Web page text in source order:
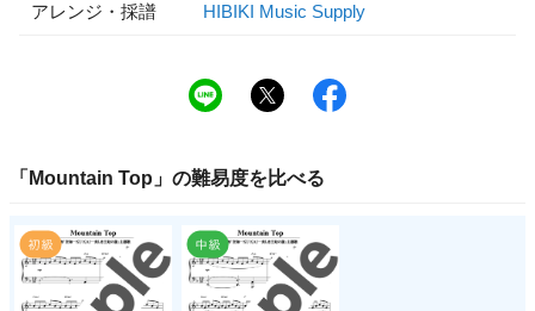
アレンジ・採譜 HIBIKI Music Supply
「 Mountain Top 」の難易度を比べる